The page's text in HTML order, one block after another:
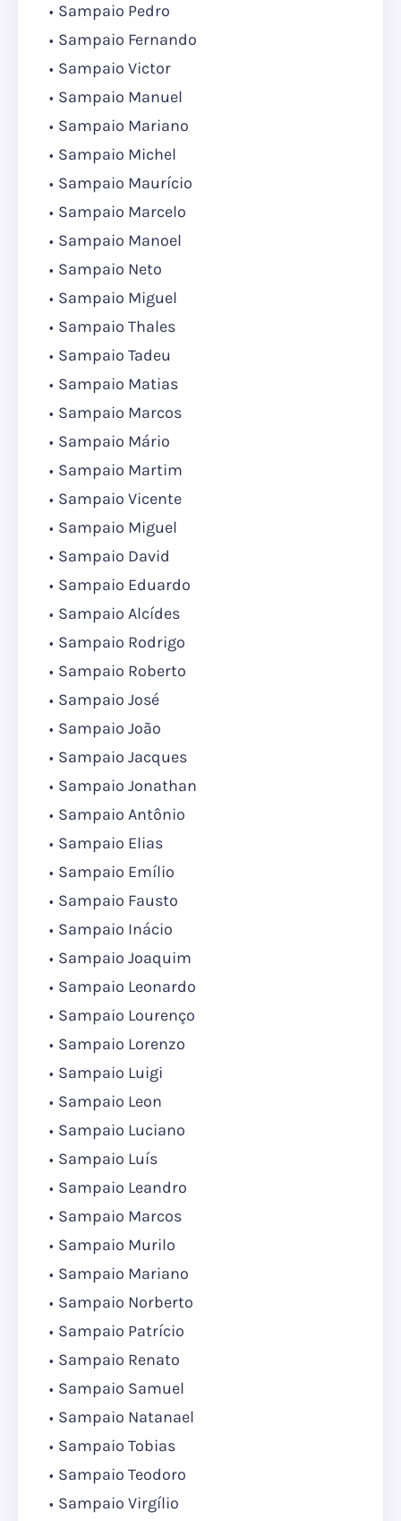
Sampaio Pedro
Sampaio Fernando
Sampaio Victor
Sampaio Manuel
Sampaio Mariano
Sampaio Michel
Sampaio Maurício
Sampaio Marcelo
Sampaio Manoel
Sampaio Neto
Sampaio Miguel
Sampaio Thales
Sampaio Tadeu
Sampaio Matias
Sampaio Marcos
Sampaio Mário
Sampaio Martim
Sampaio Vicente
Sampaio Miguel
Sampaio David
Sampaio Eduardo
Sampaio Alcídes
Sampaio Rodrigo
Sampaio Roberto
Sampaio José
Sampaio João
Sampaio Jacques
Sampaio Jonathan
Sampaio Antônio
Sampaio Elias
Sampaio Emílio
Sampaio Fausto
Sampaio Inácio
Sampaio Joaquim
Sampaio Leonardo
Sampaio Lourenço
Sampaio Lorenzo
Sampaio Luigi
Sampaio Leon
Sampaio Luciano
Sampaio Luís
Sampaio Leandro
Sampaio Marcos
Sampaio Murilo
Sampaio Mariano
Sampaio Norberto
Sampaio Patrício
Sampaio Renato
Sampaio Samuel
Sampaio Natanael
Sampaio Tobias
Sampaio Teodoro
Sampaio Virgílio